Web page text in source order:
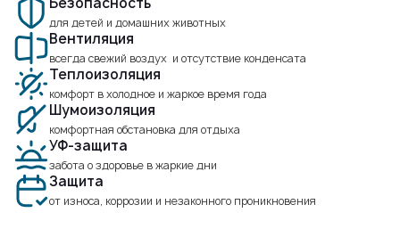
для детей и домашних животных
Вентиляция
всегда свежий воздух и отсутствие конденсата
Теплоизоляция
комфорт в холодное и жаркое время года
Шумоизоляция
комфортная обстановка для отдыха
УФ-защита
забота о здоровье в жаркие дни
Защита
от износа, коррозии и незаконного проникновения